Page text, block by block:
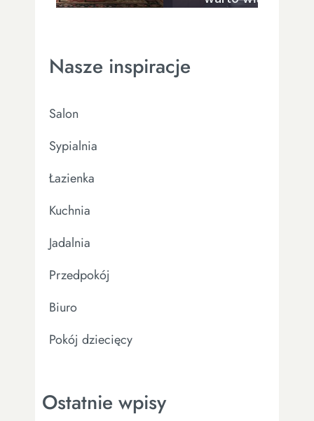
Nasze inspiracje
Salon
Sypialnia
Łazienka
Kuchnia
Jadalnia
Przedpokój
Biuro
Pokój dziecięcy
Ostatnie wpisy